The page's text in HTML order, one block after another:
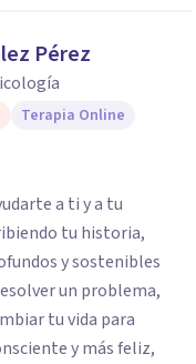
Pérez
Terapia Online
a ti y a tu
tu historia,
y sostenibles
un problema,
tu vida para
y más feliz,